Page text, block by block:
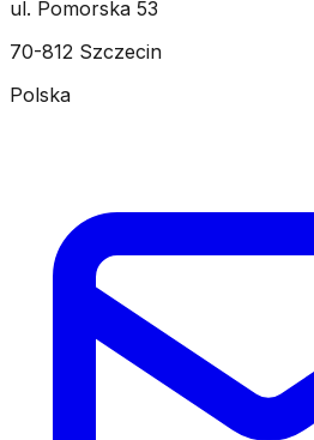
ul. Pomorska 53
70-812 Szczecin
Polska